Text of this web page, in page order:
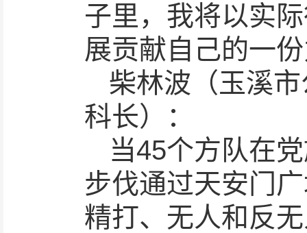
子里，我将以实
展贡献自己的一
柴林波（玉溪
科长）：
当45个方队在
步伐通过天安门
精打、无人和反